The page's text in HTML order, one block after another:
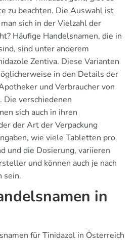
zu beachten. Die Auswahl ist
sich in der Vielzahl der
Häufige Handelsnamen, die in
sind unter anderem
Zentiva. Diese Varianten
in den Details der
und Verbraucher von
Die verschiedenen
sich auch in ihren
der Art der Verpackung
wie viele Tabletten pro
und die Dosierung, variieren
und können auch je nach
sein.
in
für Tinidazol in Österreich